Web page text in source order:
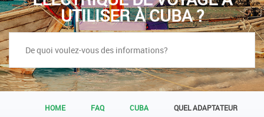
UTILISER À CUBA ?
HOME FAQ CUBA QUEL ADAPTATEUR